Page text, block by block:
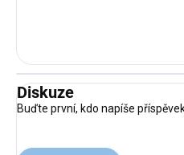
Diskuze
Buďte první, kdo napíše